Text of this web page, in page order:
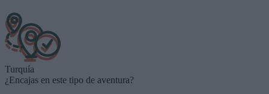
Turquía
¿Encajas en este tipo de aventura?